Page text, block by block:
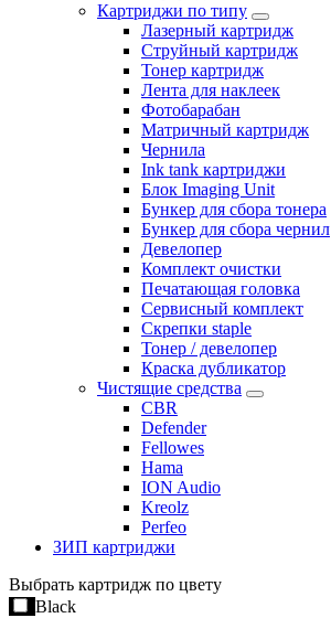
Картриджи по типу
Лазерный картридж
Струйный картридж
Тонер картридж
Лента для наклеек
Фотобарабан
Матричный картридж
Чернила
Ink tank картриджи
Блок Imaging Unit
Бункер для сбора тонера
Бункер для сбора чернил
Девелопер
Комплект очистки
Печатающая головка
Сервисный комплект
Скрепки staple
Тонер / девелопер
Краска дубликатор
Чистящие средства
CBR
Defender
Fellowes
Hama
ION Audio
Kreolz
Perfeo
ЗИП картриджи
Выбрать картридж по цвету
Black